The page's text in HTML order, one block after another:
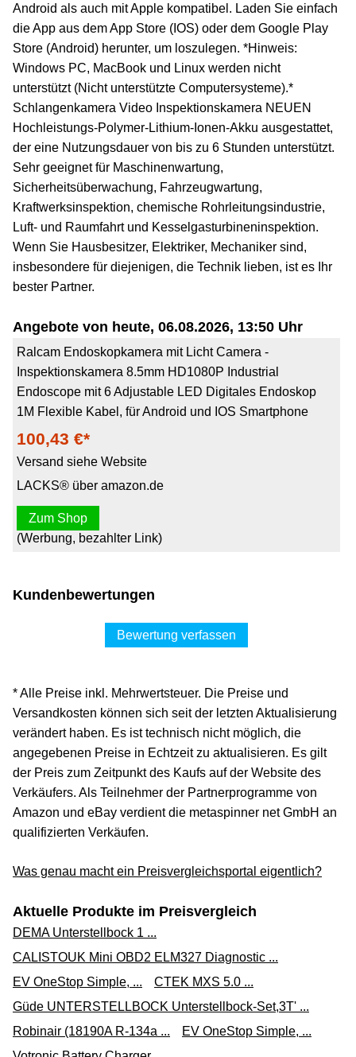
Android als auch mit Apple kompatibel. Laden Sie einfach
die App aus dem App Store (IOS) oder dem Google Play
Store (Android) herunter, um loszulegen. *Hinweis:
Windows PC, MacBook und Linux werden nicht
unterstützt (Nicht unterstützte Computersysteme).*
Schlangenkamera Video Inspektionskamera NEUEN
Hochleistungs-Polymer-Lithium-Ionen-Akku ausgestattet,
der eine Nutzungsdauer von bis zu 6 Stunden unterstützt.
Sehr geeignet für Maschinenwartung,
Sicherheitsüberwachung, Fahrzeugwartung,
Kraftwerksinspektion, chemische Rohrleitungsindustrie,
Luft- und Raumfahrt und Kesselgasturbineninspektion.
Wenn Sie Hausbesitzer, Elektriker, Mechaniker sind,
insbesondere für diejenigen, die Technik lieben, ist es Ihr
bester Partner.
Angebote von heute, 06.08.2026, 13:50 Uhr
Ralcam Endoskopkamera mit Licht Camera -
Inspektionskamera 8.5mm HD1080P Industrial
Endoscope mit 6 Adjustable LED Digitales Endoskop
1M Flexible Kabel, für Android und IOS Smartphone
100,43 €*
Versand siehe Website
LACKS® über amazon.de
Zum Shop
(Werbung, bezahlter Link)
Kundenbewertungen
Bewertung verfassen
* Alle Preise inkl. Mehrwertsteuer. Die Preise und
Versandkosten können sich seit der letzten Aktualisierung
verändert haben. Es ist technisch nicht möglich, die
angegebenen Preise in Echtzeit zu aktualisieren. Es gilt
der Preis zum Zeitpunkt des Kaufs auf der Website des
Verkäufers. Als Teilnehmer der Partnerprogramme von
Amazon und eBay verdient die metaspinner net GmbH an
qualifizierten Verkäufen.
Was genau macht ein Preisvergleichsportal eigentlich?
Aktuelle Produkte im Preisvergleich
DEMA Unterstellbock 1 ...
CALISTOUK Mini OBD2 ELM327 Diagnostic ...
EV OneStop Simple, ...
CTEK MXS 5.0 ...
Güde UNTERSTELLBOCK Unterstellbock-Set,3T' ...
Robinair (18190A R-134a ...
EV OneStop Simple, ...